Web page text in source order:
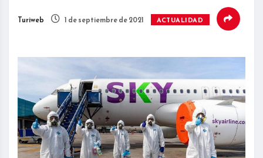
Turiweb 1 de septiembre de 2021 ACTUALIDAD